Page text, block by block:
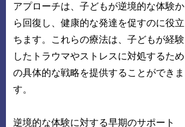
アプローチは、子どもが逆境的な体験か
ら回復し、健康的な発達を促すのに役立
ちます。これらの療法は、子どもが経験
したトラウマやストレスに対処するため
の具体的な戦略を提供することができま
す。
逆境的な体験に対する早期のサポート